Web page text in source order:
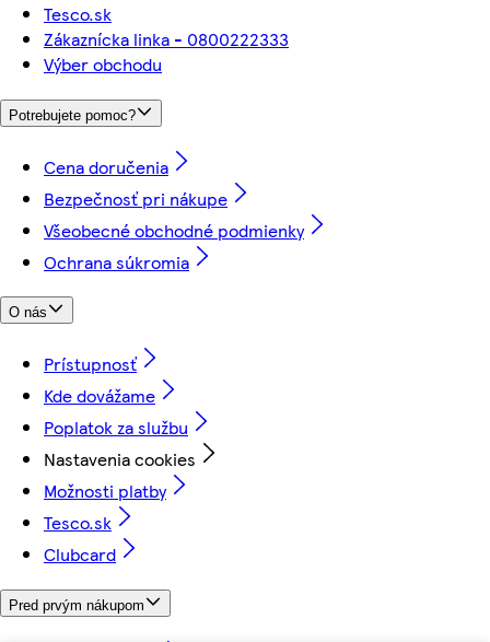
Tesco.sk
Zákaznícka linka - 0800222333
Výber obchodu
Potrebujete pomoc?
Cena doručenia
Bezpečnosť pri nákupe
Všeobecné obchodné podmienky
Ochrana súkromia
O nás
Prístupnosť
Kde dovážame
Poplatok za službu
Nastavenia cookies
Možnosti platby
Tesco.sk
Clubcard
Pred prvým nákupom